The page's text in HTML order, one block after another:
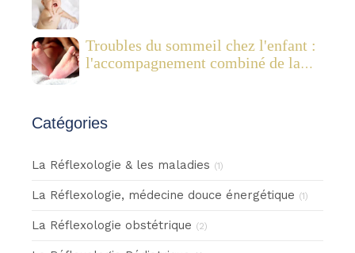
Troubles du sommeil chez l'enfant :
l'accompagnement combiné de la
Catégories
La Réflexologie & les maladies (1)
La Réflexologie, médecine douce énergétique (1)
La Réflexologie obstétrique (2)